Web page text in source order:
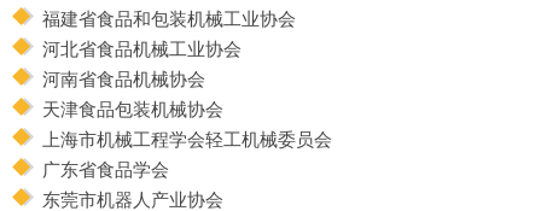
福建省食品和包装机械工业协会
河北省食品机械工业协会
河南省食品机械协会
天津食品包装机械协会
上海市机械工程学会轻工机械委员会
广东省食品学会
东莞市机器人产业协会